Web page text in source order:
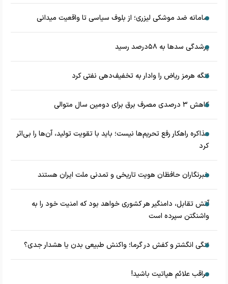
سامانه ضد موشکی لیزری؛ از بلوف سیاسی تا واقعیت میدانی
پرشدگی سدها به ۵۸درصد رسید
تنگه هرمز ریاض را وادار به تخفیف‌دهی نفتی کرد
کاهش ۳ درصدی مصرف برق برای دومین سال متوالی
مذاکره راهکار رفع تحریم‌ها نیست؛ باید با تقویت تولید، آن‌ها را بی‌اثر
کرد
خبرنگاران حافظان هویت تاریخی و تمدنی ملت ایران هستند
آتش تقابل، دامنگیر هر کشوری خواهد بود که امنیت خود را به
واشنگتن سپرده است
تنگی انگشتر و کفش در گرما؛ واکنش طبیعی بدن یا هشدار جدی؟
مراقب علائم هپاتیت باشید!